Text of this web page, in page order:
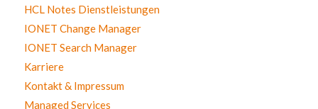
HCL Notes Dienstleistungen
IONET Change Manager
IONET Search Manager
Karriere
Kontakt & Impressum
Managed Services